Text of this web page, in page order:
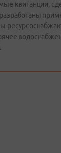
квитанции,